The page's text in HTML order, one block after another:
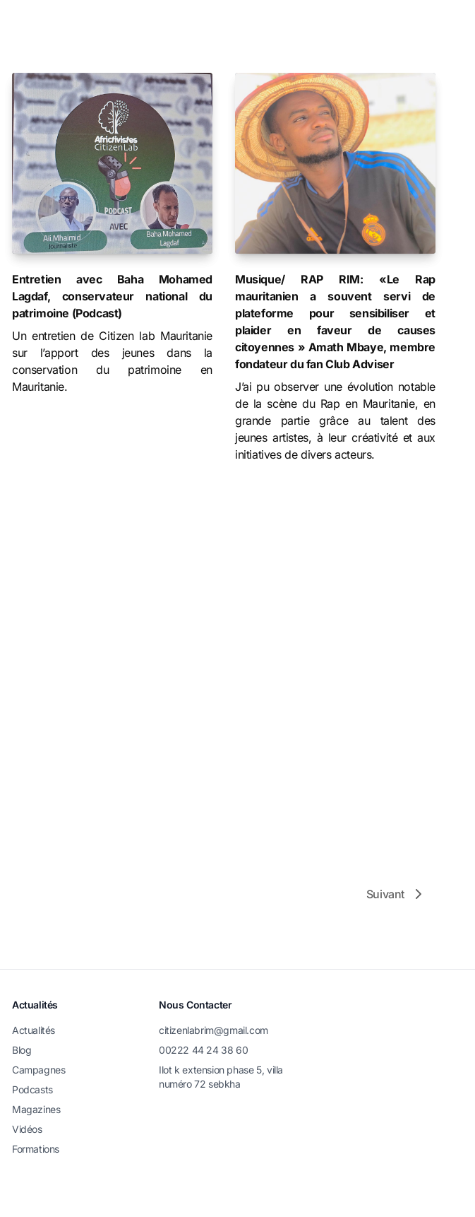
Entretien avec Baha Mohamed
Lagdaf, conservateur national du
patrimoine (Podcast)
Un entretien de Citizen lab Mauritanie
sur l’apport des jeunes dans la
conservation du patrimoine en
Mauritanie.
Musique/ RAP RIM: «Le Rap
mauritanien a souvent servi de
plateforme pour sensibiliser et
plaider en faveur de causes
citoyennes » Amath Mbaye, membre
fondateur du fan Club Adviser
J’ai pu observer une évolution notable
de la scène du Rap en Mauritanie, en
grande partie grâce au talent des
jeunes artistes, à leur créativité et aux
initiatives de divers acteurs.
Suivant
Actualités
Actualités
Blog
Campagnes
Podcasts
Magazines
Vidéos
Formations
Nous Contacter
citizenlabrim@gmail.com
00222 44 24 38 60
Ilot k extension phase 5, villa
numéro 72 sebkha